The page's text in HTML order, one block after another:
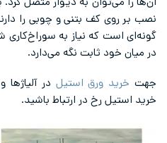
نصب بر روی کف بتنی و چوبی را
گونه‌ای است که نیاز به
در میان خود ثابت نگه می‌دارد.
جهت خرید ورق استیل در
خرید استیل رخ در ارتباط باشید.